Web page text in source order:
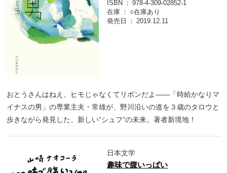
ISBN
978-4-309-02852-1
在庫
○在庫あり
発売日
2019.12.11
おとうさんはねえ、ヒモじゃなくてリボンだよ――「時給かなりマ
イナスの男」の専業主夫・常雄が、野川沿いの道を３歳のタロウと
歩きながら発見した、新しい“シュフ”の未来。著者新境地！
日本文学
趣味で腹いっぱい